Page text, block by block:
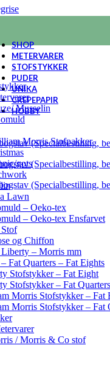
SHOP
METERVARER
STOFSTYKKER
PUDER
UNIKA
CREPEPAPIR
HOBBY
Musselin
Morris Stofpakker
gots
Lawn
– Oeko-tex
– Oeko-tex Ensfarvet
Stof
og Chiffon
Liberty – Morris mm
Fat Quarters – Fat Eights
Stofstykker – Fat Eight
Stofstykker – Fat Quarters
Morris Stofstykker – Fat
Morris Stofstykker – Fat
/ Morris & Co stof